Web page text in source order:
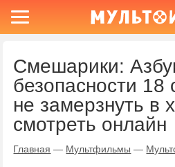
Смешарики:
безопасности 18
не замерзнуть в
смотреть онлайн
Главная — Мультфильмы —